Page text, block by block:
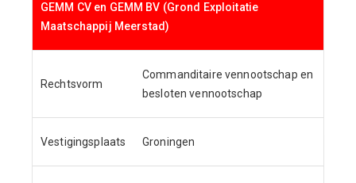
GEMM CV en GEMM BV (Grond Exploitatie
Maatschappij Meerstad)
Rechtsvorm
Commanditaire vennootschap en
besloten vennootschap
Vestigingsplaats Groningen